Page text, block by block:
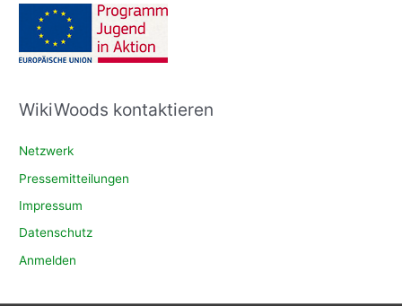
WikiWoods kontaktieren
Netzwerk
Pressemitteilungen
Impressum
Datenschutz
Anmelden